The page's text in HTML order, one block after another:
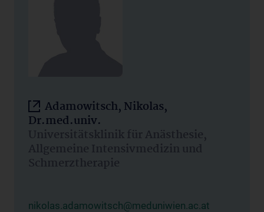
Adamowitsch, Nikolas,
Dr.med.univ.
Universitätsklinik für Anästhesie,
Allgemeine Intensivmedizin und
Schmerztherapie
nikolas.adamowitsch@meduniwien.ac.at